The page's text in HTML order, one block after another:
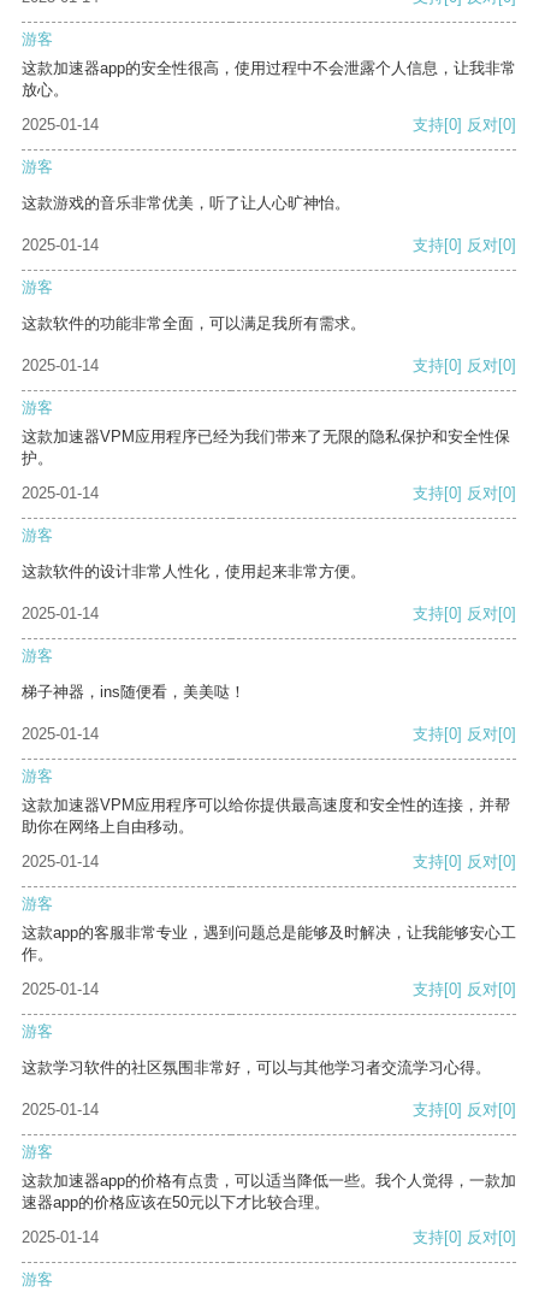
游客
这款加速器app的安全性很高，使用过程中不会泄露个人信息，让我非常
放心。
2025-01-14
支持[0] 反对[0]
游客
这款游戏的音乐非常优美，听了让人心旷神怡。
2025-01-14 支持[0] 反对[0]
游客
这款软件的功能非常全面，可以满足我所有需求。
2025-01-14 支持[0] 反对[0]
游客
这款加速器VPM应用程序已经为我们带来了无限的隐私保护和安全性保
护。
2025-01-14
支持[0] 反对[0]
游客
这款软件的设计非常人性化，使用起来非常方便。
2025-01-14 支持[0] 反对[0]
游客
梯子神器，ins随便看，美美哒！
2025-01-14 支持[0] 反对[0]
游客
这款加速器VPM应用程序可以给你提供最高速度和安全性的连接，并帮
助你在网络上自由移动。
2025-01-14
支持[0] 反对[0]
游客
这款app的客服非常专业，遇到问题总是能够及时解决，让我能够安心工
作。
2025-01-14
支持[0] 反对[0]
游客
这款学习软件的社区氛围非常好，可以与其他学习者交流学习心得。
2025-01-14 支持[0] 反对[0]
游客
这款加速器app的价格有点贵，可以适当降低一些。我个人觉得，一款加
速器app的价格应该在50元以下才比较合理。
2025-01-14
支持[0] 反对[0]
游客